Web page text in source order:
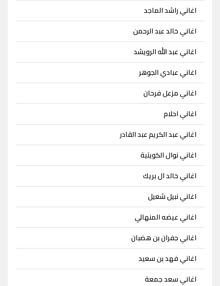
اغاني راشد الماجد
اغاني خالد عبد الرحمن
اغاني عبد الله الرويشد
اغاني عبادي الجوهر
اغاني مزعل فرحان
اغاني احلام
اغاني عبد الكريم عبد القادر
اغاني نوال الكويتية
اغاني خالد ال بريك
اغاني نبيل شعيل
اغاني عيضه المنهالي
اغاني جفران بن هضبان
اغاني فهد بن سعيد
اغاني سعد جمعة